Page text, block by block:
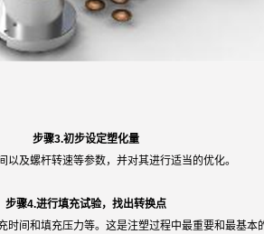
步骤3.初步设定塑化量
及螺杆转速等参数，并对其进行适当的优化。
步骤4.进行填充试验，找出转换点
间和填充压力等。这是注塑过程中最重要和最基